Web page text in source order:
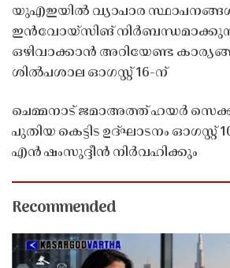
യുഎഇയിൽ വ്യാപാര
ഇൻവോയ്സിങ്
ഒഴിവാക്കാൻ അറിയേണ്ട
ശിൽപശാല ഓഗസ്റ്റ് 16-ന്
ചെമ്മനാട് ജമാഅത്ത് ഹയർ
പുതിയ കെട്ടിട ഉദ്ഘാടനം ഓഗസ്റ്റ്
എൻ ഷംസുദ്ദീൻ നിർവഹിക്കും
Recommended